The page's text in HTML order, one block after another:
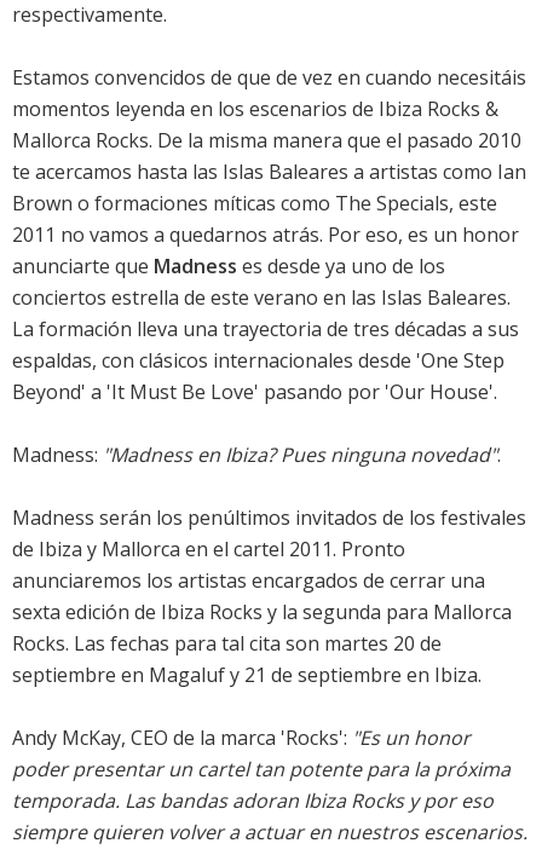
respectivamente.
Estamos convencidos de que de vez en cuando necesitáis
momentos leyenda en los escenarios de Ibiza Rocks &
Mallorca Rocks. De la misma manera que el pasado 2010
te acercamos hasta las Islas Baleares a artistas como Ian
Brown o formaciones míticas como The Specials, este
2011 no vamos a quedarnos atrás. Por eso, es un honor
anunciarte que Madness es desde ya uno de los
conciertos estrella de este verano en las Islas Baleares.
La formación lleva una trayectoria de tres décadas a sus
espaldas, con clásicos internacionales desde 'One Step
Beyond' a 'It Must Be Love' pasando por 'Our House'.
Madness: "Madness en Ibiza? Pues ninguna novedad".
Madness serán los penúltimos invitados de los festivales
de Ibiza y Mallorca en el cartel 2011. Pronto
anunciaremos los artistas encargados de cerrar una
sexta edición de Ibiza Rocks y la segunda para Mallorca
Rocks. Las fechas para tal cita son martes 20 de
septiembre en Magaluf y 21 de septiembre en Ibiza.
Andy McKay, CEO de la marca 'Rocks': "Es un honor
poder presentar un cartel tan potente para la próxima
temporada. Las bandas adoran Ibiza Rocks y por eso
siempre quieren volver a actuar en nuestros escenarios.